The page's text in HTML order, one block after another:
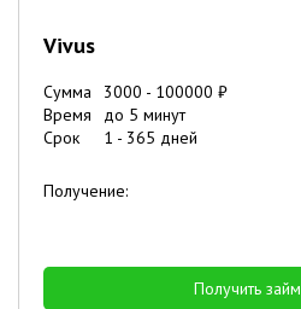
Vivus
Сумма 3000 - 100000 ₽
Время
до 5 минут
Срок
1 - 365 дней
Получение:
Получить займ